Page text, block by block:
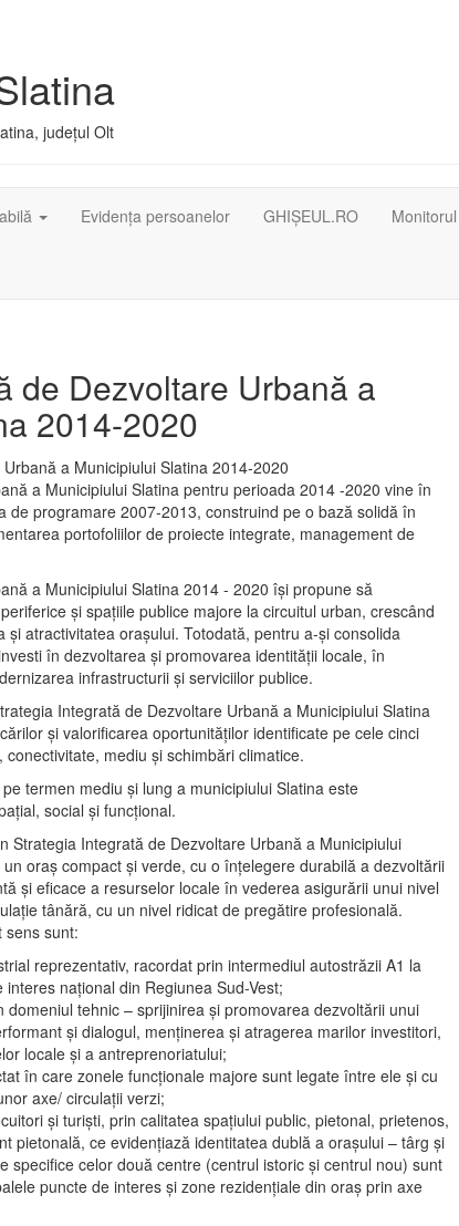
județul Olt
Evidența persoanelor GHIȘEUL.RO
de Dezvoltare Urbană a
2014-2020
a Municipiului Slatina pentru perioada 2014 -2020 vine în
de programare 2007-2013, construind pe o bază solidă în
portofoliilor de proiecte integrate, management de
a Municipiului Slatina 2014 - 2020 își propune să
şi spaţiile publice majore la circuitul urban, crescând
atractivitatea oraşului. Totodată, pentru a-şi consolida
în dezvoltarea şi promovarea identităţii locale, în
infrastructurii şi serviciilor publice.
Integrată de Dezvoltare Urbană a Municipiului Slatina
şi valorificarea oportunităţilor identificate pe cele cinci
mediu şi schimbări climatice.
termen mediu şi lung a municipiului Slatina este
social şi funcţional.
Strategia Integrată de Dezvoltare Urbană a Municipiului
oraş compact şi verde, cu o înţelegere durabilă a dezvoltării
şi eficace a resurselor locale în vederea asigurării unui nivel
tânără, cu un nivel ridicat de pregătire profesională.
sens sunt:
reprezentativ, racordat prin intermediul autostrăzii A1 la
naţional din Regiunea Sud-Vest;
tehnic – sprijinirea şi promovarea dezvoltării unui
şi dialogul, menţinerea şi atragerea marilor investitori,
locale şi a antreprenoriatului;
în care zonele funcţionale majore sunt legate între ele şi cu
axe/ circulații verzi;
şi turişti, prin calitatea spaţiului public, pietonal, prietenos,
pietonală, ce evidenţiază identitatea dublă a oraşului – târg şi
specifice celor două centre (centrul istoric şi centrul nou) sunt
puncte de interes şi zone rezidenţiale din oraş prin axe